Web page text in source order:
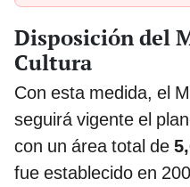
Disposición del
Cultura
Con esta medida, el
seguirá vigente el
con un área total de
fue establecido en